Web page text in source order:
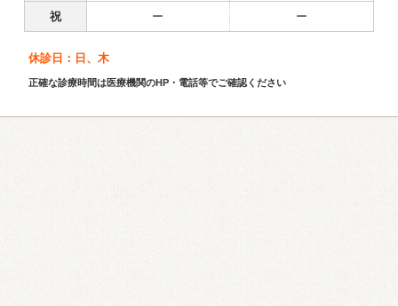
祝 ー ー
休診日：日、木
正確な診療時間は医療機関のHP・電話等でご確認ください